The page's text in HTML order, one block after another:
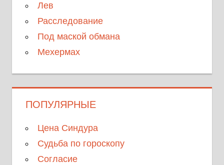
Лев
Расследование
Под маской обмана
Мехермах
ПОПУЛЯРНЫЕ
Цена Синдура
Судьба по гороскопу
Согласие